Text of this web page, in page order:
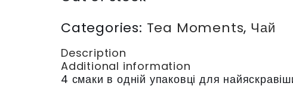
Categories: Tea Moments, Чай
Description
Additional information
4 смаки в одній упаковці для